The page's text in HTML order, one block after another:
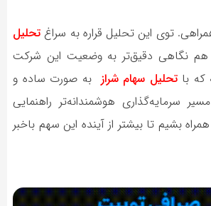
توی این تحلیل قراره به سراغ تحلیل
هم نگاهی دقیق‌تر به وضعیت این شرکت
که باتحلیل‌ سهام شراز به صورت ساده و
سرمایه‌گذاری هوشمندانه‌تر راهنمایی
بشیم تا بیشتر از آینده این سهم باخبر